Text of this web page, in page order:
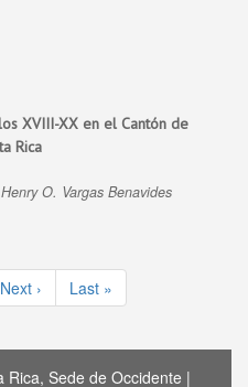
XVIII-XX en el Cantón de
Rica
O. Vargas Benavides
Siguiente
página
Next ›
Última
página
Last »
Sede de Occidente |